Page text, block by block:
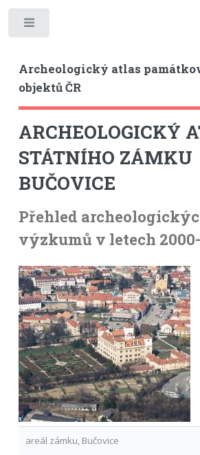
Archeologický atlas
objektů ČR
ARCHEOLOGICKÝ
STÁTNÍHO ZÁMKU
BUČOVICE
Přehled
výzkumů v letech
areál zámku, Bučovice